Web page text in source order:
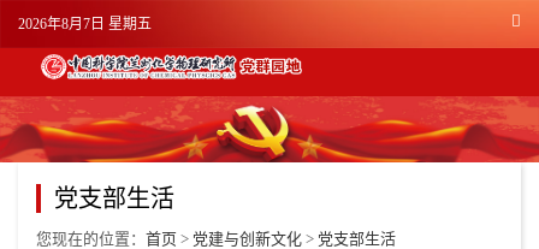
2026年8月7日 星期五
党支部生活
您现在的位置： 首页 > 党建与创新文化 > 党支部生活